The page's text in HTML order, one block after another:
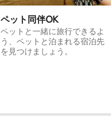
ペット同⁠伴OK
ペットと一緒に旅行できるよ
う、ペットと泊まれる宿泊先
を見つけましょう。